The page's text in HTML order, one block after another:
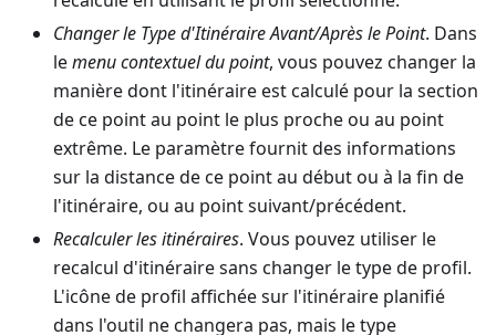
Changer le Type d'Itinéraire Avant/Après le Point. Dans
lemenu contextuel du point, vous pouvez changer la
manière dont l'itinéraire est calculé pour la section
de ce point au point le plus proche ou au point
extrême. Le paramètre fournit des informations
sur la distance de ce point au début ou à la fin de
l'itinéraire, ou au point suivant/précédent.
Recalculer les itinéraires. Vous pouvez utiliser le
recalcul d'itinéraire sans changer le type de profil.
L'icône de profil affichée sur l'itinéraire planifié
dans l'outil ne changera pas, mais le type